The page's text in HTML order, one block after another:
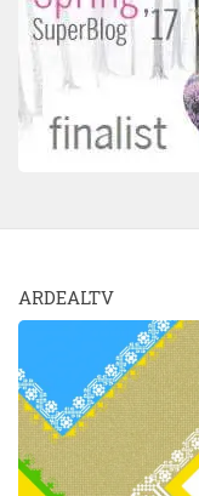
ARDEALTV